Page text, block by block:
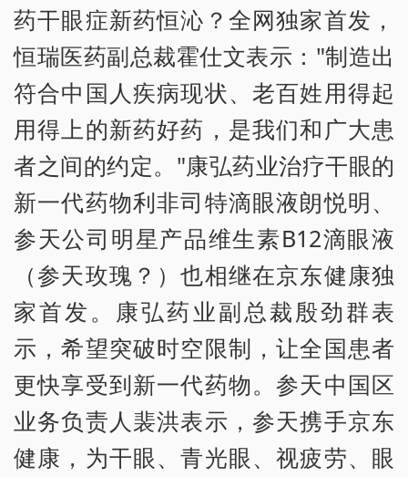
药干眼症新药恒沁？全网独家首发，
恒瑞医药副总裁霍仕文表示："制造出
符合中国人疾病现状、老百姓用得起
用得上的新药好药，是我们和广大患
者之间的约定。"康弘药业治疗干眼的
新一代药物利非司特滴眼液朗悦明、
参天公司明星产品维生素B12滴眼液
（参天玫瑰？）也相继在京东健康独
家首发。康弘药业副总裁殷劲群表
示，希望突破时空限制，让全国患者
更快享受到新一代药物。参天中国区
业务负责人裴洪表示，参天携手京东
健康，为干眼、青光眼、视疲劳、眼